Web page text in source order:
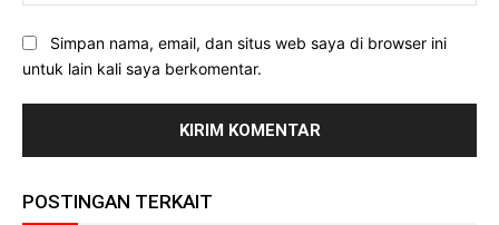
Simpan nama, email, dan situs web saya di browser ini
untuk lain kali saya berkomentar.
POSTINGAN TERKAIT